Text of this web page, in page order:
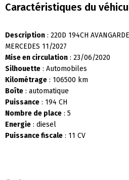
Caractéristiques du
Description : 220D 194CH
MERCEDES 11/2027
Mise en circulation : 23/06/2020
Silhouette : Automobiles
Kilométrage : 106500 km
Boîte : automatique
Puissance : 194 CH
Nombre de place : 5
Energie : diesel
Puissance fiscale : 11 CV